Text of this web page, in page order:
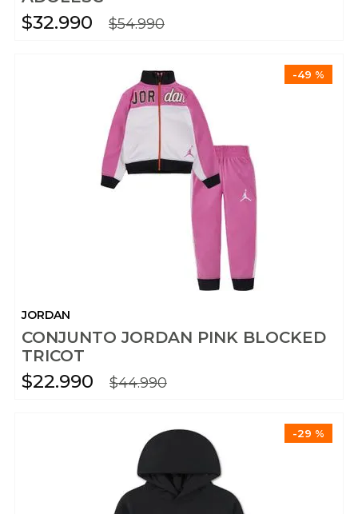
$32.990 $54.990
-49 %
JORDAN
CONJUNTO JORDAN PINK BLOCKED
TRICOT
$22.990 $44.990
-29 %